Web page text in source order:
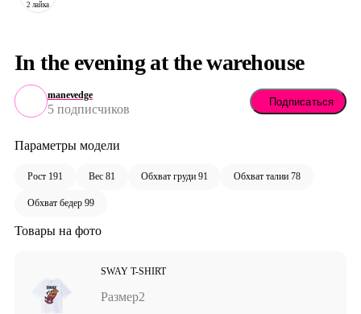
2 лайка
In the evening at the warehouse
manevedge
5 подписчиков
Подписаться
Параметры модели
Рост 191 Вес 81 Обхват груди 91 Обхват талии 78
Обхват бедер 99
Товары на фото
SWAY T-SHIRT
Размер2